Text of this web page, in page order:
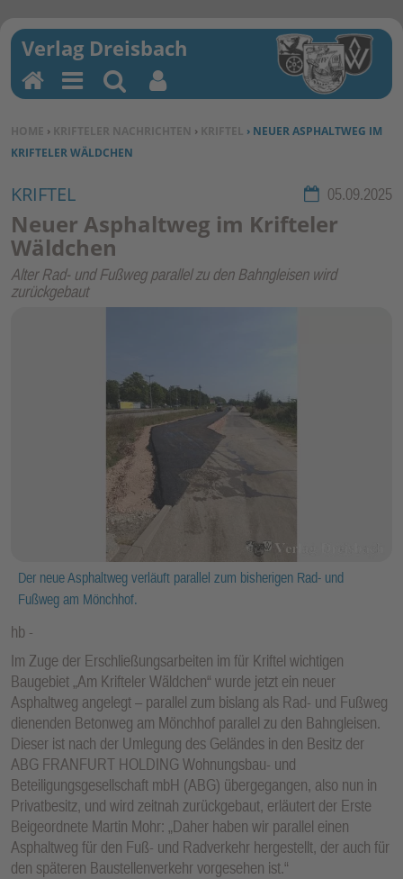
SIE BEFINDEN SICH HIER:
HOME › KRIFTELER NACHRICHTEN › KRIFTEL › NEUER ASPHALTWEG IM
KRIFTELER WÄLDCHEN
Rubrik:
KRIFTEL 05.09.2025
Neuer Asphaltweg im Krifteler
Wäldchen
Alter Rad- und Fußweg parallel zu den Bahngleisen wird
zurückgebaut
Der neue Asphaltweg verläuft parallel zum bisherigen Rad- und
Fußweg am Mönchhof.
hb
Im Zuge der Erschließungsarbeiten im für Kriftel wichtigen
Baugebiet „Am Krifteler Wäldchen“ wurde jetzt ein neuer
Asphaltweg angelegt – parallel zum bislang als Rad- und Fußweg
dienenden Betonweg am Mönchhof parallel zu den Bahngleisen.
Dieser ist nach der Umlegung des Geländes in den Besitz der
ABG FRANFURT HOLDING Wohnungsbau- und
Beteiligungsgesellschaft mbH (ABG) übergegangen, also nun in
Privatbesitz, und wird zeitnah zurückgebaut, erläutert der Erste
Beigeordnete Martin Mohr: „Daher haben wir parallel einen
Asphaltweg für den Fuß- und Radverkehr hergestellt, der auch für
den späteren Baustellenverkehr vorgesehen ist.“
H
o
m
M
en
u
Su
ch
en
Be
nu
kti
on